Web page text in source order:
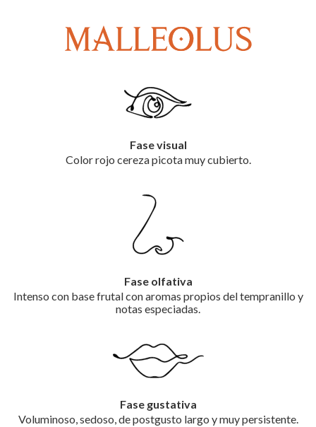
Fase visual
Color rojo cereza picota muy cubierto.
Fase olfativa
Intenso con base frutal con aromas propios del tempranillo y
notas especiadas.
Fase gustativa
Voluminoso, sedoso, de postgusto largo y muy persistente.